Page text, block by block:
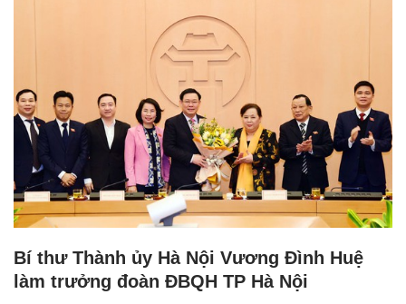
Bí thư Thành ủy Hà Nội Vương Đình Huệ
làm trưởng đoàn ĐBQH TP Hà Nội